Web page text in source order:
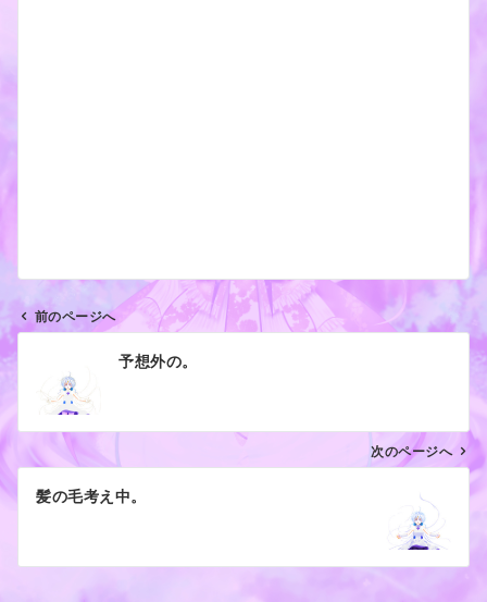
シ
ン
前のページへ
予想外の。
次のページへ
髪の毛考え中。